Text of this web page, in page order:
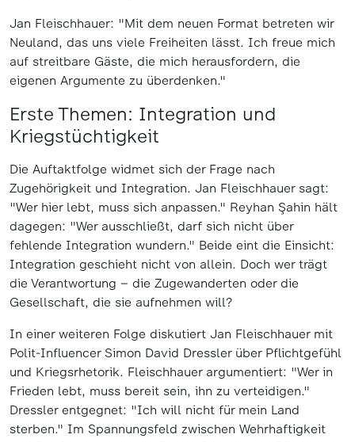
Jan Fleischhauer: "Mit dem neuen Format betreten wir
Neuland, das uns viele Freiheiten lässt. Ich freue mich
auf streitbare Gäste, die mich herausfordern, die
eigenen Argumente zu überdenken."
Erste Themen: Integration und
Kriegstüchtigkeit
Die Auftaktfolge widmet sich der Frage nach
Zugehörigkeit und Integration. Jan Fleischhauer sagt:
"Wer hier lebt, muss sich anpassen." Reyhan Şahin hält
dagegen: "Wer ausschließt, darf sich nicht über
fehlende Integration wundern." Beide eint die Einsicht:
Integration geschieht nicht von allein. Doch wer trägt
die Verantwortung – die Zugewanderten oder die
Gesellschaft, die sie aufnehmen will?
In einer weiteren Folge diskutiert Jan Fleischhauer mit
Polit-Influencer Simon David Dressler über Pflichtgefühl
und Kriegsrhetorik. Fleischhauer argumentiert: "Wer in
Frieden lebt, muss bereit sein, ihn zu verteidigen."
Dressler entgegnet: "Ich will nicht für mein Land
sterben." Im Spannungsfeld zwischen Wehrhaftigkeit